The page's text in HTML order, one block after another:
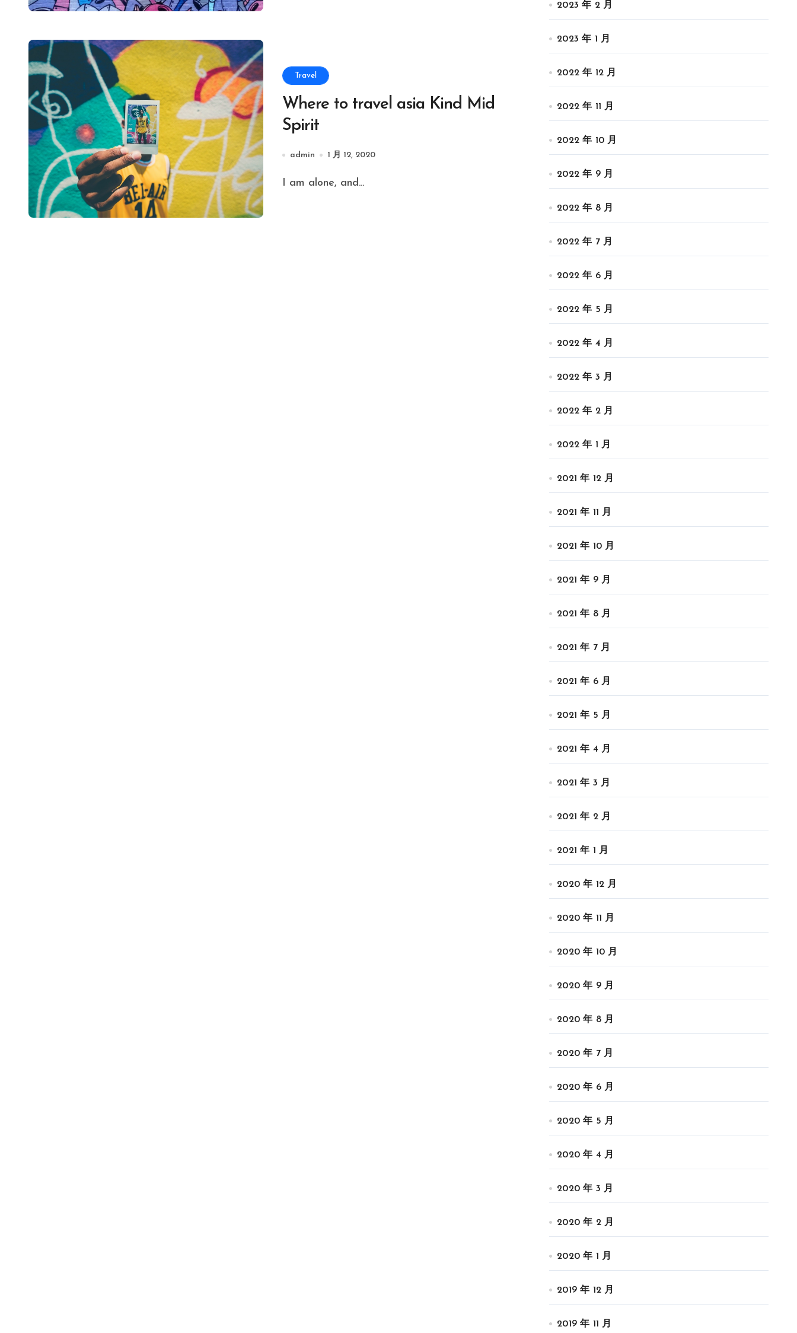
Travel
Where to travel asia Kind Mid
Spirit
admin 1 月 12, 2020
I am alone, and...
2023 年 2 月
2023 年 1 月
2022 年 12 月
2022 年 11 月
2022 年 10 月
2022 年 9 月
2022 年 8 月
2022 年 7 月
2022 年 6 月
2022 年 5 月
2022 年 4 月
2022 年 3 月
2022 年 2 月
2022 年 1 月
2021 年 12 月
2021 年 11 月
2021 年 10 月
2021 年 9 月
2021 年 8 月
2021 年 7 月
2021 年 6 月
2021 年 5 月
2021 年 4 月
2021 年 3 月
2021 年 2 月
2021 年 1 月
2020 年 12 月
2020 年 11 月
2020 年 10 月
2020 年 9 月
2020 年 8 月
2020 年 7 月
2020 年 6 月
2020 年 5 月
2020 年 4 月
2020 年 3 月
2020 年 2 月
2020 年 1 月
2019 年 12 月
2019 年 11 月